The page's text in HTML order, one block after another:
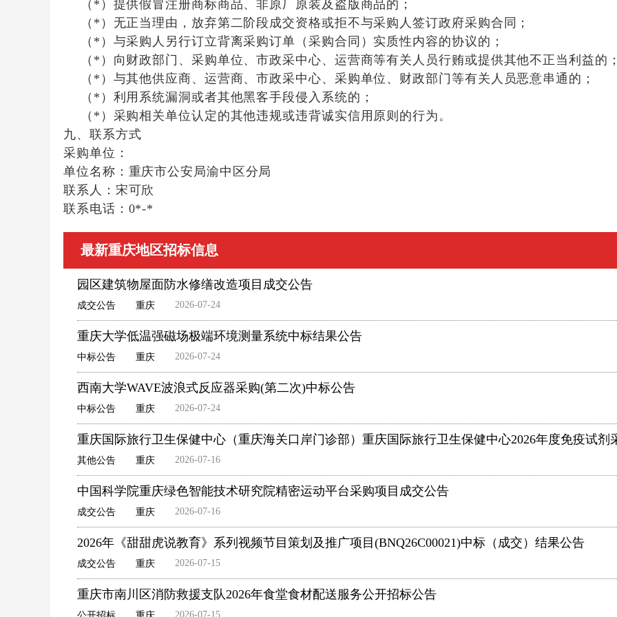
（*）提供假冒注册商标商品、非原厂原装及盗版商品的；
（*）无正当理由，放弃第二阶段成交资格或拒不与采购人签订政府采购合同；
（*）与采购人另行订立背离采购订单（采购合同）实质性内容的协议的；
（*）向财政部门、采购单位、市政采中心、运营商等有关人员行贿或提供其他不正当利益的
（*）与其他供应商、运营商、市政采中心、采购单位、财政部门等有关人员恶意串通的；
（*）利用系统漏洞或者其他黑客手段侵入系统的；
（*）采购相关单位认定的其他违规或违背诚实信用原则的行为。
九、联系方式
采购单位：
单位名称： 重庆市公安局渝中区分局
联系人： 宋可欣
联系电话： 0*-*
最新重庆地区招标信息
园区建筑物屋面防水修缮改造项目成交公告
成交公告 重庆 2026-07-24
重庆大学低温强磁场极端环境测量系统中标结果公告
中标公告 重庆 2026-07-24
西南大学WAVE波浪式反应器采购(第二次)中标公告
中标公告 重庆 2026-07-24
重庆国际旅行卫生保健中心（重庆海关口岸门诊部）重庆国际旅行卫生保健中心2026年度免疫试剂
其他公告 重庆 2026-07-16
中国科学院重庆绿色智能技术研究院精密运动平台采购项目成交公告
成交公告 重庆 2026-07-16
2026年《甜甜虎说教育》系列视频节目策划及推广项目(BNQ26C00021)中标（成交）结果公告
成交公告 重庆 2026-07-15
重庆市南川区消防救援支队2026年食堂食材配送服务公开招标公告
2026-07-15